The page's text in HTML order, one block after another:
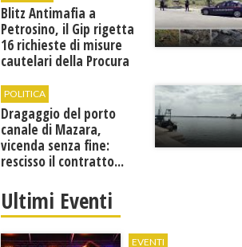
Blitz Antimafia a
Petrosino, il Gip rigetta
16 richieste di misure
cautelari della Procura
POLITICA
Dragaggio del porto
canale di Mazara,
vicenda senza fine:
rescisso il contratto...
Ultimi Eventi
EVENTI